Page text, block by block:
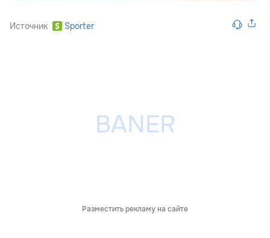
Источник Sporter
Разместить рекламу на сайте